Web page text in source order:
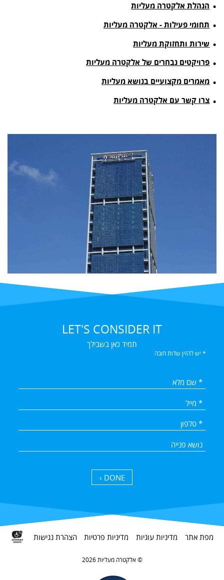
הנהלת אלקטרה מעליות
תחומי פעילות - אלקטרה מעליות
שירות ותחזוקת מעליות
פרויקטים נבחרים של אלקטרה מעליות
מאמרים מקצועיים בנושא מעליות
צרו קשר עם אלקטרה מעליות
LET'S CONSIDER IT
תמיד כאן בשבילך
* יש להזין שדות חובה
DONE ›
הצהרת נגישות מדיניות פרטיות מדיניות עוגיות מפת אתר
אלקטרה מעליות 2026 ©